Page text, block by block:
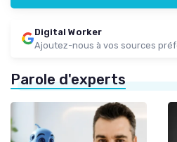
Digital Worker
Ajoutez-nous à vos sources
Parole d'experts